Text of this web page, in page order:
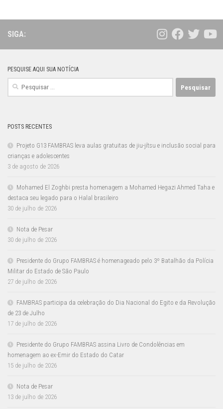
SIGA:
PESQUISE AQUI SUA NOTÍCIA
Pesquisar
POSTS RECENTES
Projeto G13 FAMBRAS leva aulas gratuitas de jiu-jítsu e inclusão social para
crianças e adolescentes
3 de agosto de 2026
Mohamed El Zoghbi presta homenagem a Mohamed Hegazi Ahmed Taha e
destaca seu legado para o Halal brasileiro
30 de julho de 2026
Nota de Pesar
30 de julho de 2026
Presidente do Grupo FAMBRAS é homenageado pelo 3º Batalhão da Polícia
Militar do Estado de São Paulo
27 de julho de 2026
FAMBRAS participa da celebração do Dia Nacional do Egito e da Revolução
de 23 de Julho
17 de julho de 2026
Presidente do Grupo FAMBRAS assina Livro de Condolências em
homenagem ao ex-Emir do Estado do Catar
15 de julho de 2026
Nota de Pesar
13 de julho de 2026